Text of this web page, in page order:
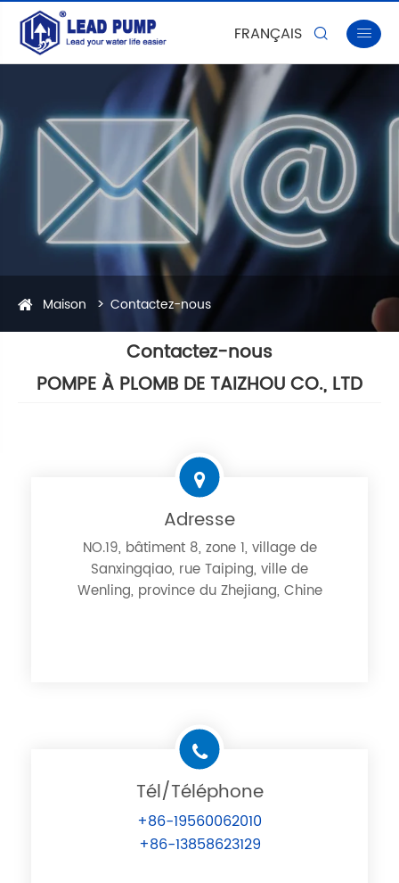
FRANÇAIS  
Maison Contactez-nous
Contactez-nous
POMPE À PLOMB DE TAIZHOU CO., LTD
Adresse
NO.19, bâtiment 8, zone 1, village de
Sanxingqiao, rue Taiping, ville de
Wenling, province du Zhejiang, Chine
Tél/Téléphone
+86-19560062010
+86-13858623129